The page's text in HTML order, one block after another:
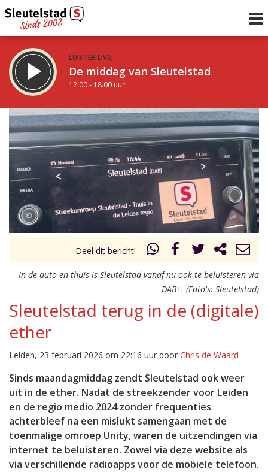
LUISTER LIVE:
De middag van Sleutelstad
12.00 - 18.00 uur
STRAKS:
De avond van Sleutelstad
18.00 - 19.00 uur
Vorig uur
uur 1 van 0 Volgend uur
Deel dit bericht!
In de auto en thuis is Sleutelstad vanaf nu ook te beluisteren via
DAB+. (Foto's: Sleutelstad)
Sleutelstad terug in de (digitale)
ether
Leiden, 23 februari 2026 om 22:16 uur door Chris de Waard
Sinds maandagmiddag zendt Sleutelstad ook weer
uit in de ether. Nadat de streekzender voor Leiden
en de regio medio 2024 zonder frequenties
achterbleef na een mislukt samengaan met de
toenmalige omroep Unity, waren de uitzendingen via
internet te beluisteren. Zowel via deze website als
via verschillende radioapps voor de mobiele telefoon.